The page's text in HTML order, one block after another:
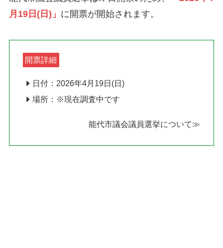
月19日(日)」 に開票が開始されます。
開票詳細
日付：2026年4月19日(日)
場所：※現在調査中です
能代市議会議員選挙について≫